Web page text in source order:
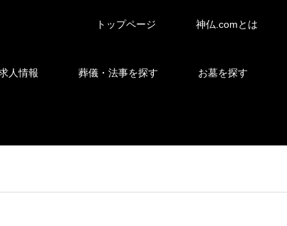
トップページ 神仏.comとは
人情報 葬儀・法事を探す お墓を探す